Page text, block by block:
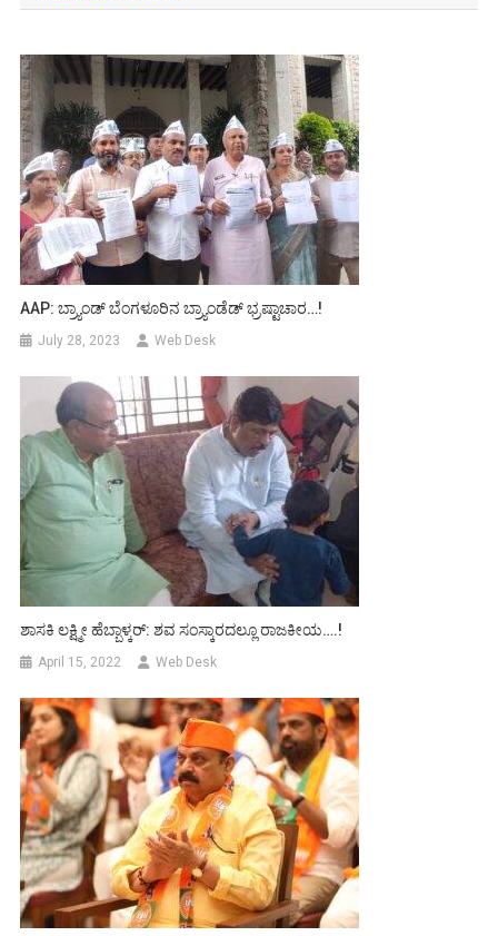
AAP: ಬ್ರ್ಯಾಂಡ್ ಬೆಂಗಳೂರಿನ ಬ್ರ್ಯಾಂಡೆಡ್ ಭ್ರಷ್ಟಾಚಾರ…!
July 28, 2023 Web Desk
ಶಾಸಕಿ ಲಕ್ಷ್ಮೀ ಹೆಬ್ಬಾಳ್ಕರ್: ಶವ ಸಂಸ್ಕಾರದಲ್ಲೂ ರಾಜಕೀಯ….!
April 15, 2022 Web Desk